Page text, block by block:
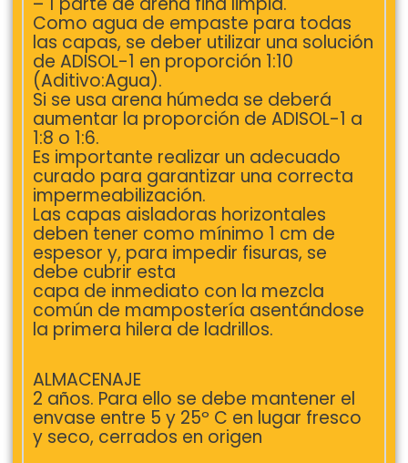
Como agua de empaste para todas
las capas, se deber utilizar una solución
de ADISOL-1 en proporción 1:10
(Aditivo:Agua).
Si se usa arena húmeda se deberá
aumentar la proporción de ADISOL-1 a
1:8 o 1:6.
Es importante realizar un adecuado
curado para garantizar una correcta
impermeabilización.
Las capas aisladoras horizontales
deben tener como mínimo 1 cm de
espesor y, para impedir fisuras, se
debe cubrir esta
capa de inmediato con la mezcla
común de mampostería asentándose
la primera hilera de ladrillos.
ALMACENAJE
2 años. Para ello se debe mantener el
envase entre 5 y 25º C en lugar fresco
y seco, cerrados en origen